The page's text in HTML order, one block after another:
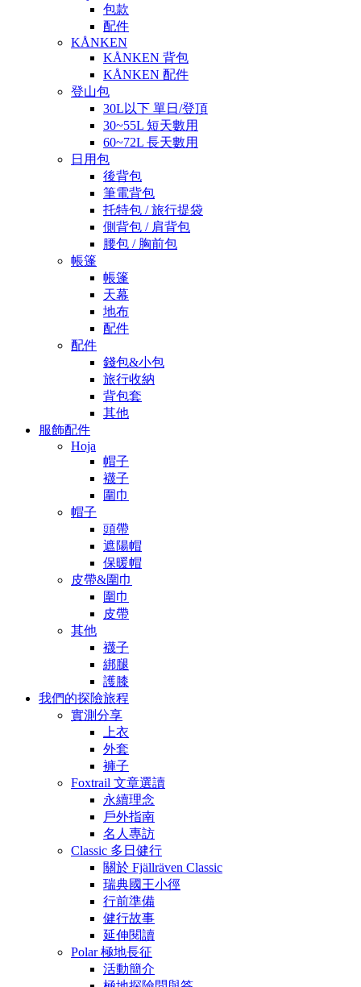
包款
配件
KÅNKEN
KÅNKEN 背包
KÅNKEN 配件
登山包
30L以下 單日/登頂
30~55L 短天數用
60~72L 長天數用
日用包
後背包
筆電背包
托特包 / 旅行提袋
側背包 / 肩背包
腰包 / 胸前包
帳篷
帳篷
天幕
地布
配件
配件
錢包&小包
旅行收納
背包套
其他
服飾配件
Hoja
帽子
襪子
圍巾
帽子
頭帶
遮陽帽
保暖帽
皮帶&圍巾
圍巾
皮帶
其他
襪子
綁腿
護膝
我們的探險旅程
實測分享
上衣
外套
褲子
Foxtrail 文章選讀
永續理念
戶外指南
名人專訪
Classic 多日健行
關於 Fjällräven Classic
瑞典國王小徑
行前準備
健行故事
延伸閱讀
Polar 極地長征
活動簡介